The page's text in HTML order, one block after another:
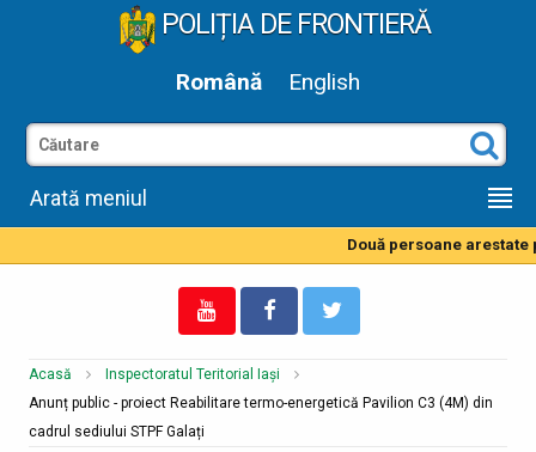
POLIȚIA DE FRONTIERĂ
Română English
Arată meniul
Două persoane
Acasă
Inspectoratul Teritorial Iași
Anunț public - proiect Reabilitare termo-energetică Pavilion C3 (4M) din
cadrul sediului STPF Galați